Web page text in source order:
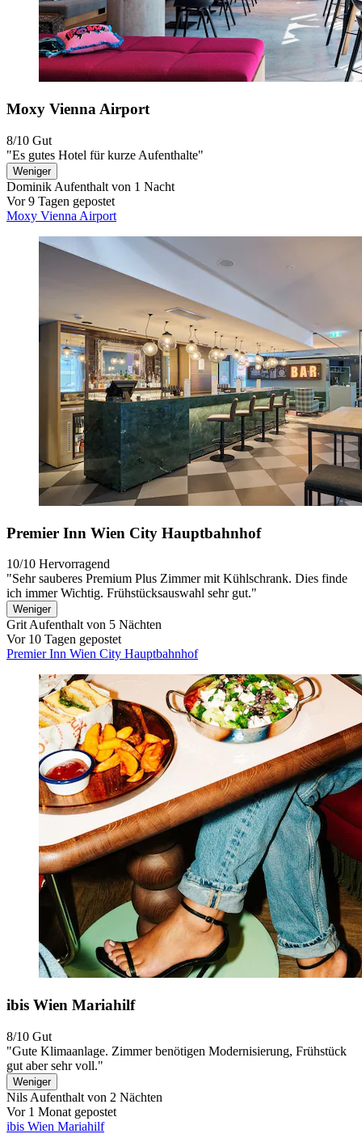
Moxy Vienna Airport
8/10 Gut
"Es gutes Hotel für kurze Aufenthalte"
Weniger
Dominik Aufenthalt von 1 Nacht
Vor 9 Tagen gepostet
Moxy Vienna Airport
Premier Inn Wien City Hauptbahnhof
10/10 Hervorragend
"Sehr sauberes Premium Plus Zimmer mit Kühlschrank. Dies finde
ich immer Wichtig. Frühstücksauswahl sehr gut."
Weniger
Grit Aufenthalt von 5 Nächten
Vor 10 Tagen gepostet
Premier Inn Wien City Hauptbahnhof
ibis Wien Mariahilf
8/10 Gut
"Gute Klimaanlage. Zimmer benötigen Modernisierung, Frühstück
gut aber sehr voll."
Weniger
Nils Aufenthalt von 2 Nächten
Vor 1 Monat gepostet
ibis Wien Mariahilf